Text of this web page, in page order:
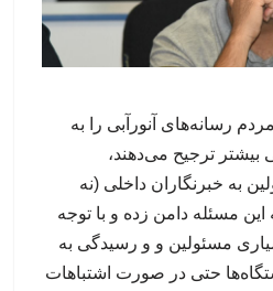
رسانه‌های آنورآبی را به
بیشتر ترجیح می‌دهند،
به خبرنگاران داخلی (نه
این مسئله دامن زده و با توجه
مسئولین و و رسیدگی به
حتی در صورت اشتباهات